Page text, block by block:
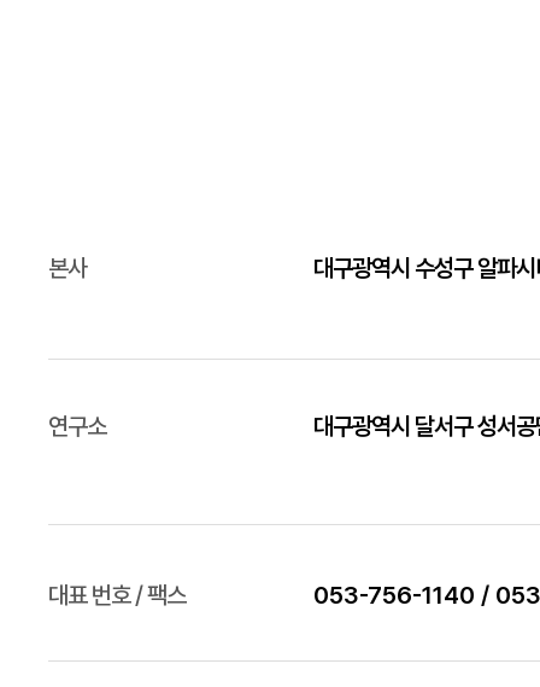
본사 대구광역시 수성구 알파
연구소 대구광역시 달서구 성서
대표 번호 / 팩스 053-756-1140 /